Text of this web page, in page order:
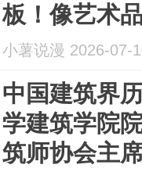
板！像艺术
小薯说漫 2026-07-
中国建筑界
学建筑学院
筑师协会主